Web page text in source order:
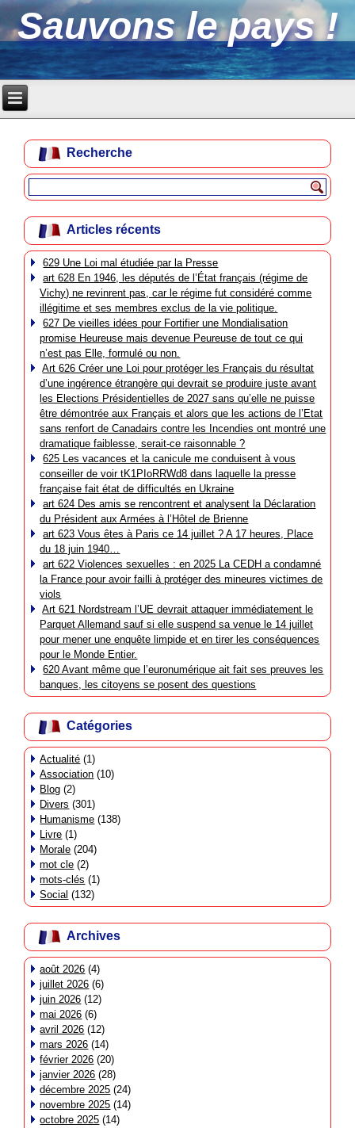
Sauvons le pays !
Recherche
Articles récents
629 Une Loi mal étudiée par la Presse
art 628 En 1946, les députés de l’État français (régime de
Vichy) ne revinrent pas, car le régime fut considéré comme
illégitime et ses membres exclus de la vie politique.
627 De vieilles idées pour Fortifier une Mondialisation
promise Heureuse mais devenue Peureuse de tout ce qui
n’est pas Elle, formulé ou non.
Art 626 Créer une Loi pour protéger les Français du résultat
d’une ingérence étrangère qui devrait se produire juste avant
les Elections Présidentielles de 2027 sans qu’elle ne puisse
être démontrée aux Français et alors que les actions de l’Etat
sans renfort de Canadairs contre les Incendies ont montré une
dramatique faiblesse, serait-ce raisonnable ?
625 Les vacances et la canicule me conduisent à vous
conseiller de voir tK1PIoRRWd8 dans laquelle la presse
française fait état de difficultés en Ukraine
art 624 Des amis se rencontrent et analysent la Déclaration
du Président aux Armées à l’Hôtel de Brienne
art 623 Vous êtes à Paris ce 14 juillet ? A 17 heures, Place
du 18 juin 1940…
art 622 Violences sexuelles : en 2025 La CEDH a condamné
la France pour avoir failli à protéger des mineures victimes de
viols
Art 621 Nordstream l’UE devrait attaquer immédiatement le
Parquet Allemand sauf si elle suspend sa venue le 14 juillet
pour mener une enquête limpide et en tirer les conséquences
pour le Monde Entier.
620 Avant même que l’euronumérique ait fait ses preuves les
banques, les citoyens se posent des questions
Catégories
Actualité (1)
Association (10)
Blog (2)
Divers (301)
Humanisme (138)
Livre (1)
Morale (204)
mot cle (2)
mots-clés (1)
Social (132)
Archives
août 2026 (4)
juillet 2026 (6)
juin 2026 (12)
mai 2026 (6)
avril 2026 (12)
mars 2026 (14)
février 2026 (20)
janvier 2026 (28)
décembre 2025 (24)
novembre 2025 (14)
octobre 2025 (14)